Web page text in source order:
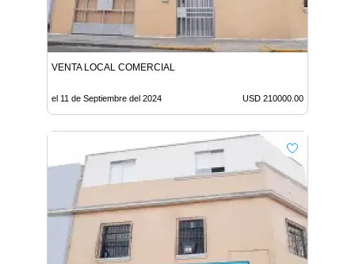
VENTA LOCAL COMERCIAL
el 11 de Septiembre del 2024 USD 210000.00